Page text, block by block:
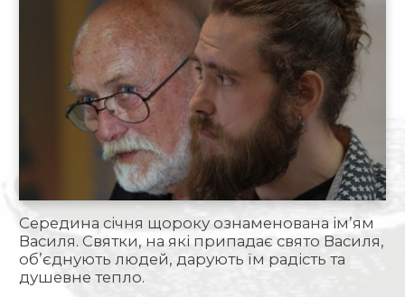
Середина січня щороку ознаменована ім’ям
Василя. Святки, на які припадає свято Василя,
об’єднують людей, дарують їм радість та
душевне тепло.